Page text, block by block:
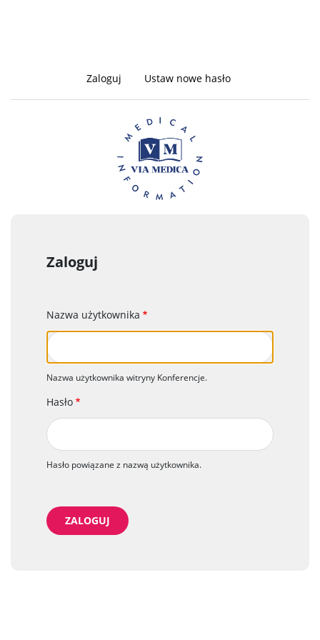
Zakładki
podstawowe
Zaloguj (aktywnaUstaw nowe hasło
Zaloguj
Nazwa użytkownika
Nazwa użytkownika witryny Konferencje.
Hasło
Hasło powiązane z nazwą użytkownika.